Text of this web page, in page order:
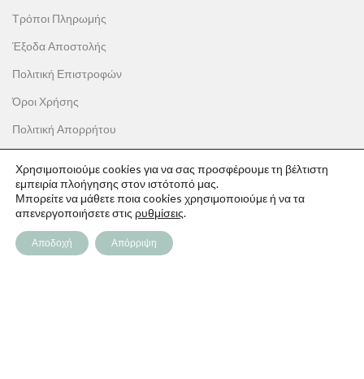
Τρόποι Πληρωμής
Έξοδα Αποστολής
Πολιτική Επιστροφών
Όροι Χρήσης
Πολιτική Απορρήτου
ΟΙ ΑΓΟΡΕΣ ΣΟΥ
Ο λογαριασμός μου
Χρησιμοποιούμε cookies για να σας προσφέρουμε τη βέλτιστη
εμπειρία πλοήγησης στον ιστότοπό μας.
Μπορείτε να μάθετε ποια cookies χρησιμοποιούμε ή να τα
απενεργοποιήσετε στις ρυθμίσεις.
Αποδοχή Απόρριψη